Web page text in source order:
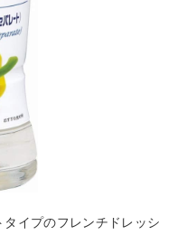
イプのフレンチドレッシ